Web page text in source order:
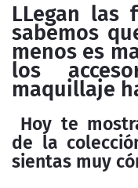
LLegan las
sabemos
menos es
los
maquillaje
Hoy te
de la
sientas muy